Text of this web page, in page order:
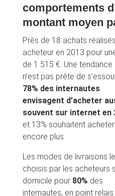
comportements
montant moyen
Près de 18 achats
acheteur en 2013 pour
de 1 515 €. Une tendance
n’est pas prête de
78% des internautes
envisagent d’acheter
souvent sur internet en
et 13% souhaitent acheter
encore plus.
Les modes de livraisons
choisis par les acheteurs
domicile pour 80% des
internautes, en point